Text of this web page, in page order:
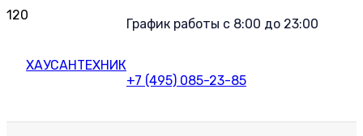
ХАУСАНТЕХНИК
График работы с 8:00 до 23:00
+7 (495) 085-23-85